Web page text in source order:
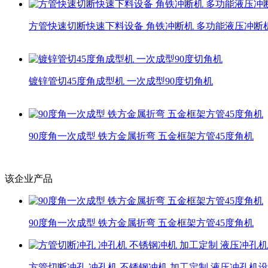
方管快速切断快速下料设备 角铁冲断机 多功能液压冲断
镀锌管切45度角成型机 一次成型90度切角机
90度角一次成型 铁方金属折弯 五金框架方管45度角机
该企业产品
90度角一次成型 铁方金属折弯 五金框架方管45度角机